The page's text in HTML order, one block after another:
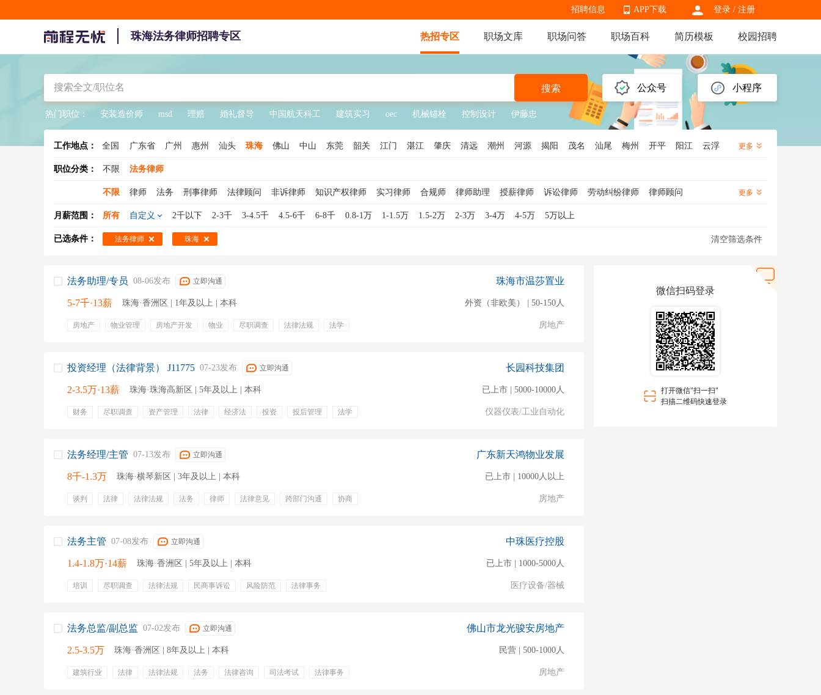
登录 / 注册
APP下载
APP下载
招聘信息
珠海法务律师招聘专区 热招专区 职场文库 职场问答 职场百科 简历模板 校园招聘
公众号 小程序
搜索
热门职位： 安装造价师 msd 理赔 婚礼督导 中国航天科工 建筑实习 oec 机械锚栓 控制设计 伊藤忠
工作地点： 全国 广东省 广州 惠州 汕头 珠海 佛山 中山 东莞 韶关 江门 湛江 肇庆 清远 潮州 河源 揭阳 茂名 汕尾 梅州 开平 阳江 云浮 更多
职位分类： 不限 法务律师
不限 律师 法务 刑事律师 法律顾问 非诉律师 知识产权律师 实习律师 合规师 律师助理 授薪律师 诉讼律师 劳动纠纷律师
律师顾问
法务专员
法务助理 专利律师 法务总监 法务经理 合伙人律师 合规专员
更多
月薪范围： 所有 自定义 2千以下 2-3千 3-4.5千 4.5-6千 6-8千 0.8-1万 1-1.5万 1.5-2万 2-3万 3-4万 4-5万 5万以上
已选条件： 法务律师 珠海 清空筛选条件
法务助理/专员 08-06发布 立即沟通
5-7千·13薪 珠海·香洲区 | 1年及以上 | 本科
房地产 物业管理 房地产开发 物业 尽职调查 法律法规
法学
珠海市温莎置业
外资（非欧美） | 50-150人
房地产
投资经理（法律背景） J11775 07-23发布 立即沟通
2-3.5万·13薪 珠海·珠海高新区 | 5年及以上 | 本科
财务 尽职调查 资产管理 法律 经济法 投资 投后管理
法学
长园科技集团
已上市 | 5000-10000人
仪器仪表/工业自动化
法务经理/主管 07-13发布 立即沟通
8千-1.3万 珠海·横琴新区 | 3年及以上 | 本科
谈判 法律 法律法规 法务 律师 法律意见 跨部门沟通
协商
广东新天鸿物业发展
已上市 | 10000人以上
房地产
法务主管 07-08发布 立即沟通
1.4-1.8万·14薪 珠海·香洲区 | 5年及以上 | 本科
培训 尽职调查 法律法规 民商事诉讼 风险防范
法律事务
中珠医疗控股
已上市 | 1000-5000人
医疗设备/器械
法务总监/副总监 07-02发布 立即沟通
2.5-3.5万 珠海·香洲区 | 8年及以上 | 本科
建筑行业 法律 法律法规 法务 法律咨询 司法考试
法律事务
佛山市龙光骏安房地产
民营 | 500-1000人
房地产
微信扫码登录
打开微信"扫一扫"
扫描二维码快速登录